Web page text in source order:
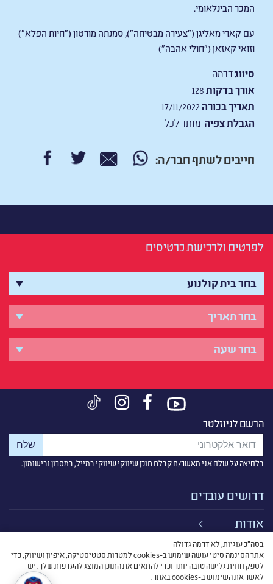
המכר הבינלאומי.
עם קארי מאליגן ("צעירה מבטיחה"), סמנתה מורטון ("חיות הפלא")
וזואי קאזאן ("חולי אהבה")
סיווגדרמה
אורך בדקות
תאריך בכורה
הגבלת צפיה מותר לכל
חייבים לשתף חבר/ה:
לפרטים ולרכישת כרטיסים
הרשם לניוזלטר
בלחיצה על שלח אני מאשר/ת קבלת תוכן שיווקי שיווקי במייל, במסרון ובישומון.
דרושים עובדים
אודות
קישורים
תנאי שימוש
בסה״כ עוגיות, לא דרמה גדולה
אתר הסינמה סיטי עושה שימוש ב-cookies למטרות סטטיסטיקה, איפיון ושיווק, כדי
לספק חווית גלישה טובה יותר וכדי להתאים את התוכן המוצג להעדפות שלך. יש
לאשר את השימוש ב-cookies באתר.